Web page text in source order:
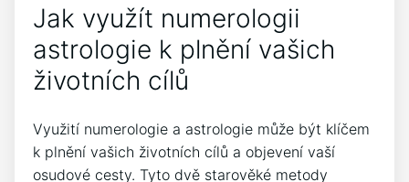
Jak využít numerologii
astrologie k plnění vašich
životních cílů
Využití numerologie a astrologie může být klíčem
k plnění vašich životních cílů a objevení vaší
osudové cesty. Tyto dvě starověké metody